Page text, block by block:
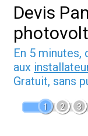
Devis
En 5 minutes,
aux
Gratuit, sans
1 2 3